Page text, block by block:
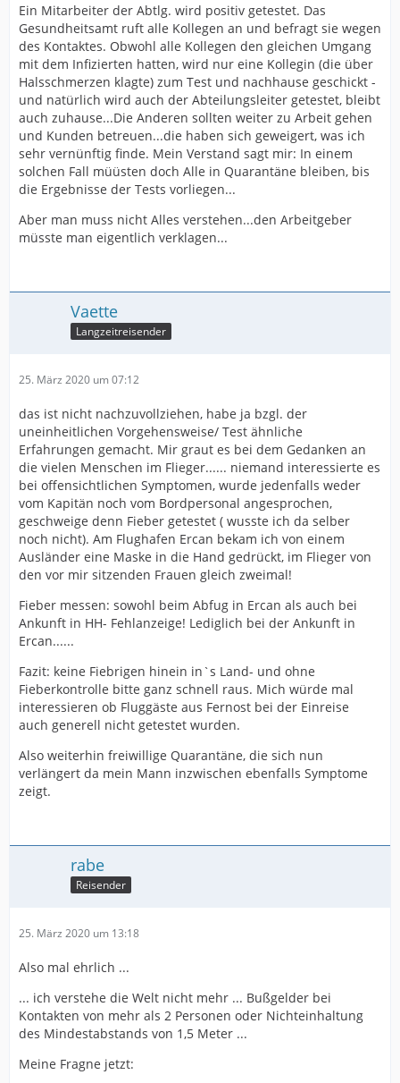
Ein Mitarbeiter der Abtlg. wird positiv getestet. Das
Gesundheitsamt ruft alle Kollegen an und befragt sie wegen
des Kontaktes. Obwohl alle Kollegen den gleichen Umgang
mit dem Infizierten hatten, wird nur eine Kollegin (die über
Halsschmerzen klagte) zum Test und nachhause geschickt -
und natürlich wird auch der Abteilungsleiter getestet, bleibt
auch zuhause...Die Anderen sollten weiter zu Arbeit gehen
und Kunden betreuen...die haben sich geweigert, was ich
sehr vernünftig finde. Mein Verstand sagt mir: In einem
solchen Fall müüsten doch Alle in Quarantäne bleiben, bis
die Ergebnisse der Tests vorliegen...
Aber man muss nicht Alles verstehen...den Arbeitgeber
müsste man eigentlich verklagen...
Vaette
Langzeitreisender
25. März 2020 um 07:12
das ist nicht nachzuvollziehen, habe ja bzgl. der
uneinheitlichen Vorgehensweise/ Test ähnliche
Erfahrungen gemacht. Mir graut es bei dem Gedanken an
die vielen Menschen im Flieger...... niemand interessierte es
bei offensichtlichen Symptomen, wurde jedenfalls weder
vom Kapitän noch vom Bordpersonal angesprochen,
geschweige denn Fieber getestet ( wusste ich da selber
noch nicht). Am Flughafen Ercan bekam ich von einem
Ausländer eine Maske in die Hand gedrückt, im Flieger von
den vor mir sitzenden Frauen gleich zweimal!
Fieber messen: sowohl beim Abfug in Ercan als auch bei
Ankunft in HH- Fehlanzeige! Lediglich bei der Ankunft in
Ercan......
Fazit: keine Fiebrigen hinein in`s Land- und ohne
Fieberkontrolle bitte ganz schnell raus. Mich würde mal
interessieren ob Fluggäste aus Fernost bei der Einreise
auch generell nicht getestet wurden.
Also weiterhin freiwillige Quarantäne, die sich nun
verlängert da mein Mann inzwischen ebenfalls Symptome
zeigt.
rabe
Reisender
25. März 2020 um 13:18
Also mal ehrlich ...
... ich verstehe die Welt nicht mehr ... Bußgelder bei
Kontakten von mehr als 2 Personen oder Nichteinhaltung
des Mindestabstands von 1,5 Meter ...
Meine Fragne jetzt: